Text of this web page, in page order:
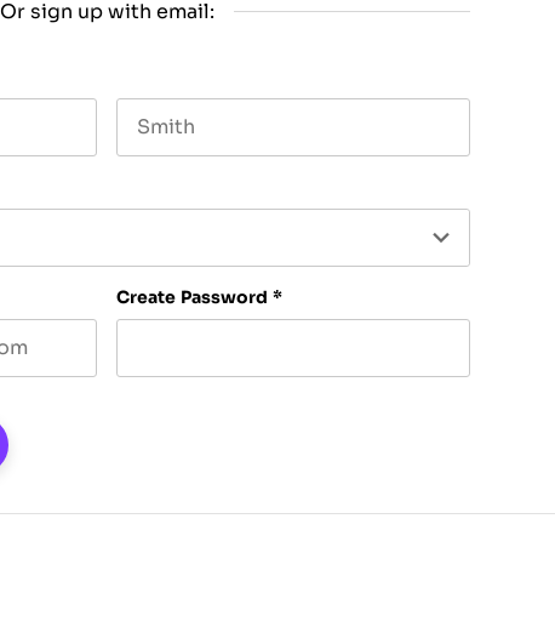
Or sign up with email:
Create Password *